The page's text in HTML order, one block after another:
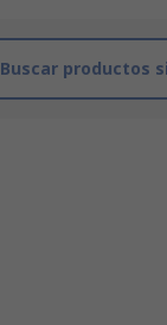
Buscar productos